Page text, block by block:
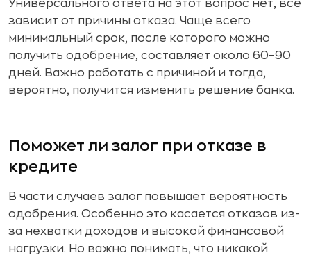
Универсального ответа на этот вопрос нет, все
зависит от причины отказа. Чаще всего
минимальный срок, после которого можно
получить одобрение, составляет около 60–90
дней. Важно работать с причиной и тогда,
вероятно, получится изменить решение банка.
Поможет ли залог при отказе в
кредите
В части случаев залог повышает вероятность
одобрения. Особенно это касается отказов из-
за нехватки доходов и высокой финансовой
нагрузки. Но важно понимать, что никакой